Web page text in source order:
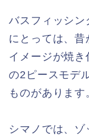
バスフィッシン
にとっては、昔
イメージが焼
の2ピースモデ
ものがあります
シマノでは、